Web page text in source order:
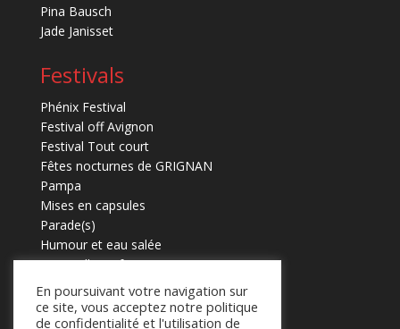
Pina Bausch
Jade Janisset
Festivals
Phénix Festival
Festival off Avignon
Festival Tout court
Fêtes nocturnes de GRIGNAN
Pampa
Mises en capsules
Parade(s)
Humour et eau salée
Marmaille en fugues
En poursuivant votre navigation sur
ce site, vous acceptez notre politique
de confidentialité et l'utilisation de